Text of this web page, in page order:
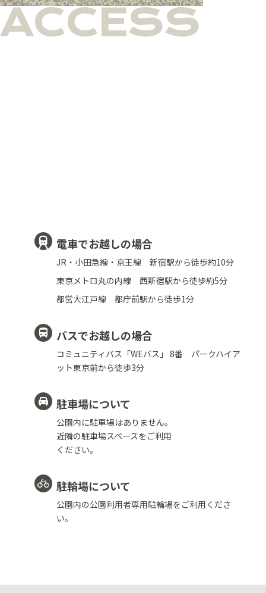
ACCESS
電車でお越しの場合
JR・小田急線・京王線 新宿駅から徒歩約10分
東京メトロ丸の内線 西新宿駅から徒歩約5分
都営大江戸線 都庁前駅から徒歩1分
バスでお越しの場合
コミュニティバス「WEバス」 8番 パークハイア
ット東京前から徒歩3分
駐車場について
公園内に駐車場はありません。
近隣の駐車場スペースをご利用
ください。
駐輪場について
公園内の公園利用者専用駐輪場をご利用くださ
い。